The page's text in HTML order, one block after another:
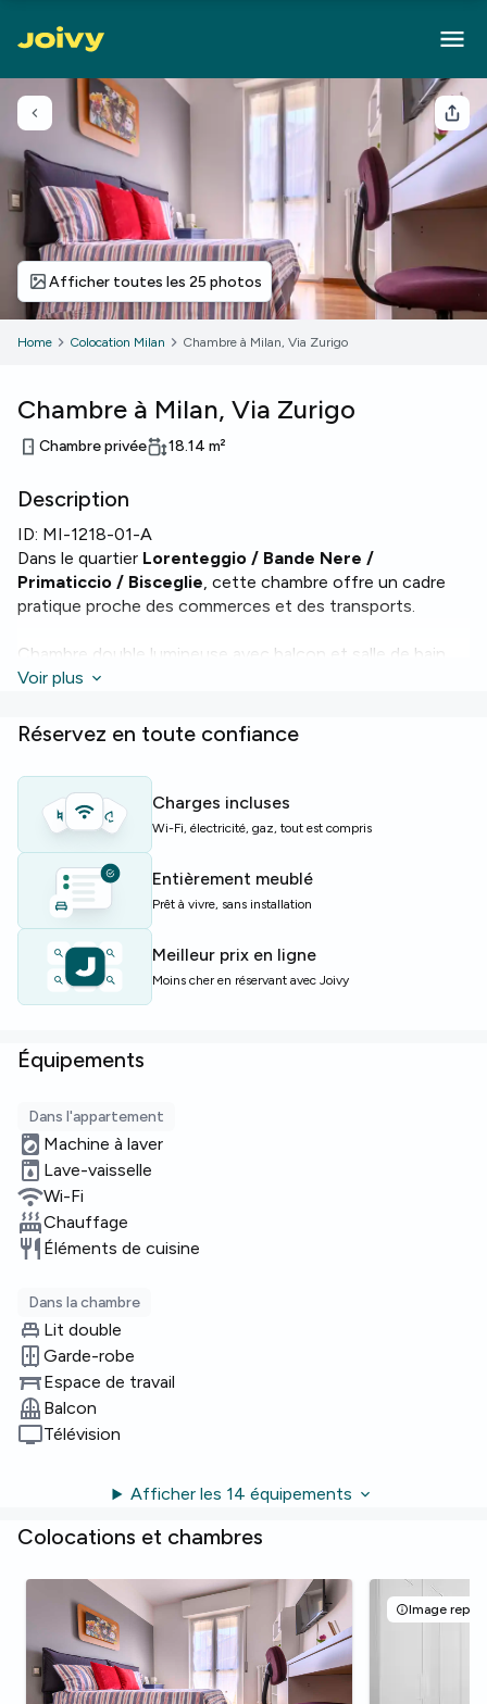
Retour
Afficher toutes les 25 photos
Home Colocation Milan Chambre à Milan, Via Zurigo
Chambre à Milan, Via Zurigo
Chambre privée 18.14 m²
Description
ID: MI-1218-01-A
Dans le quartier Lorenteggio / Bande Nere /
Primaticcio / Bisceglie, cette chambre offre un cadre
pratique proche des commerces et des transports.
Chambre double lumineuse avec balcon et salle de bain.
Surface de 18,14 m² au sein d’un appartement de 2 pièces
et une machine à laver pour votre confort quotidien.
Parfaite pour étudiants ou jeunes actifs à la recherche
d’un point d’ancrage à Milan.
Offres limitées — réservez dès maintenant !
Voir plus
Réservez en toute confiance
Charges incluses
Wi-Fi, électricité, gaz, tout est compris
Entièrement meublé
Prêt à vivre, sans installation
Meilleur prix en ligne
Moins cher en réservant avec Joivy
Équipements
Dans l'appartement
Machine à laver
Lave-vaisselle
Wi-Fi
Chauffage
Éléments de cuisine
Dans la chambre
Lit double
Garde-robe
Espace de travail
Balcon
Télévision
Afficher les 14 équipements
Colocations et chambres
Image